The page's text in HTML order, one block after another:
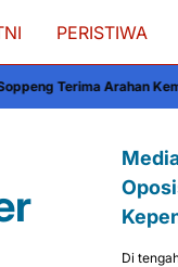
PERISTIWA
soal Tata
Di